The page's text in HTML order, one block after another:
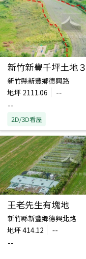
新竹新豐千坪土地
新竹縣新豐鄉德興路
地坪 2111.06
--
--
2D/3D看屋
王老先生有塊地
新竹縣新豐鄉德興北路
地坪 414.12
--
--